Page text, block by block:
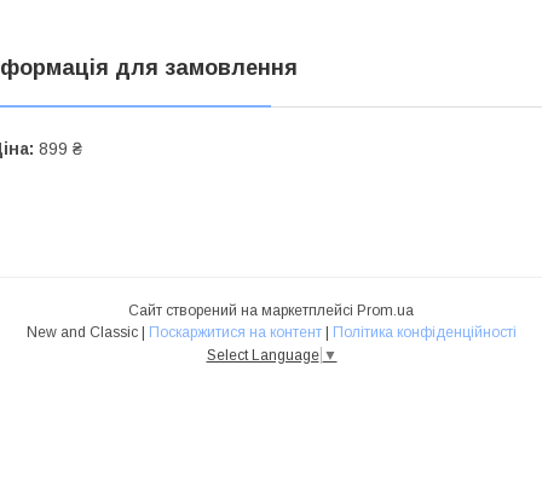
для замовлення
899 ₴
Сайт створений на маркетплейсі Prom.ua
New and Classic | Поскаржитися на контент | Політика конфіденційності
Select Language ▼